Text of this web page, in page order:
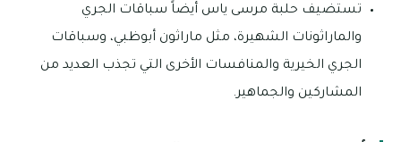
تستضيف حلبة مرسى ياس أيضاً سباقات الجري
والماراثونات الشهيرة، مثل ماراثون أبوظبي، وسباقات
الجري الخيرية والمنافسات الأخرى التي تجذب العديد من
المشاركين والجماهير.